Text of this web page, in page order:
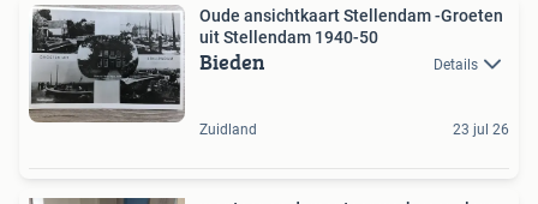
Oude ansichtkaart Stellendam -Groeten
uit Stellendam 1940-50
Bieden Details
Zuidland 23 jul 26